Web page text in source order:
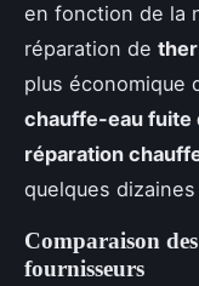
en fonction de la
réparation de
plus économique
chauffe-eau fuite
réparation
quelques
Comparaison
fournisseurs